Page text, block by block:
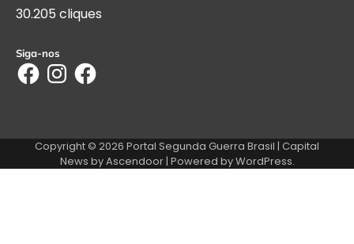
30.205 cliques
Siga-nos
FacebookInstagramFacebook
Copyright © 2026 Portal Segunda Guerra Brasil | Capital
News byAscendoor| Powered byWordPress.